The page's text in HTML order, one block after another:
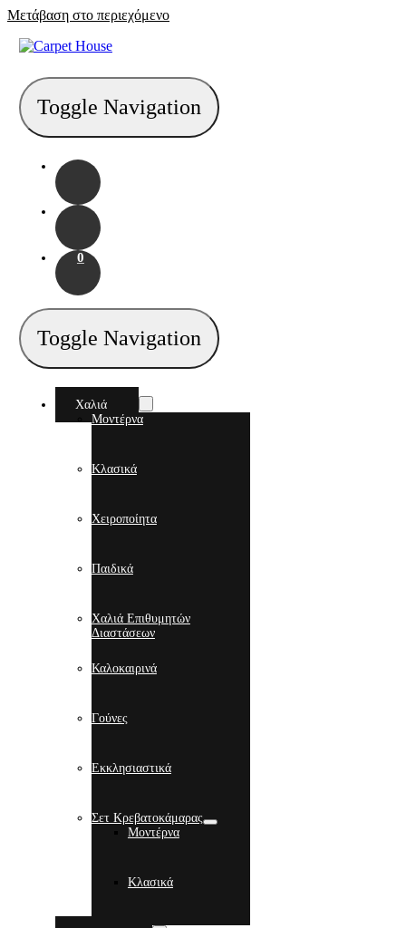
Μετάβαση στο περιεχόμενο
Toggle Navigation
0
Toggle Navigation
Χαλιά
Μοντέρνα
Κλασικά
Χειροποίητα
Παιδικά
Χαλιά Επιθυμητών
Διαστάσεων
Καλοκαιρινά
Γούνες
Εκκλησιαστικά
Σετ Κρεβατοκάμαρας
Μοντέρνα
Κλασικά